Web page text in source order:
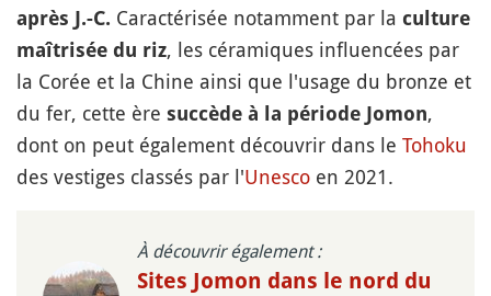
après J.-C. Caractérisée notamment par la culture
maîtrisée du riz, les céramiques influencées par
la Corée et la Chine ainsi que l'usage du bronze et
du fer, cette ère succède à la période Jomon,
dont on peut également découvrir dans le Tohoku
des vestiges classés par l'Unesco en 2021.
À découvrir également :
Sites Jomon dans le nord du